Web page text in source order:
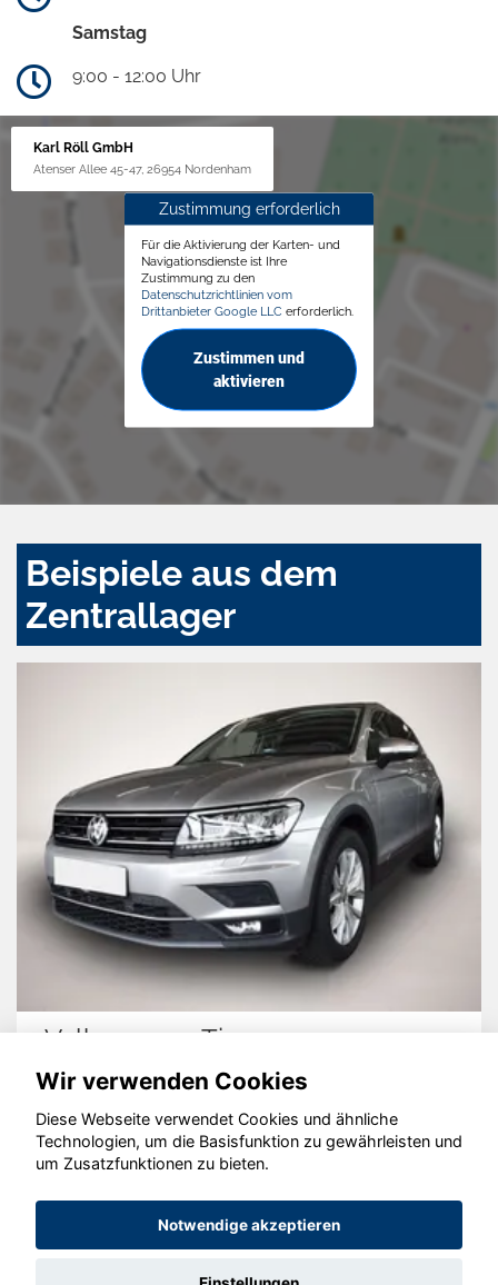
Samstag
9:00 - 12:00 Uhr
Karl Röll GmbH
Atenser Allee 45-47, 26954 Nordenham
Zustimmung erforderlich
Für die Aktivierung der Karten- und
Navigationsdienste ist Ihre
Zustimmung zu den
Datenschutzrichtlinien vom
Drittanbieter Google LLC erforderlich.
Zustimmen und
aktivieren
Beispiele aus dem
Zentrallager
Volkswagen Tiguan
© konjunkturmotor.de GmbH 2020 - 2026
Wir verwenden Cookies
Diese Webseite verwendet Cookies und ähnliche
Technologien, um die Basisfunktion zu gewährleisten und
um Zusatzfunktionen zu bieten.
Notwendige akzeptieren